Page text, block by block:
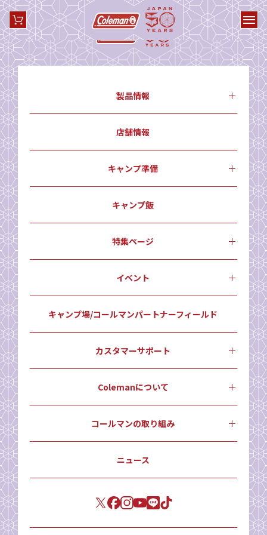
製品情報
店舗情報
キャンプ準備
キャンプ飯
特集ページ
イベント
キャンプ場/コールマンパートナーフィールド
カスタマーサポート
Colemanについて
コールマンの取り組み
ニュース